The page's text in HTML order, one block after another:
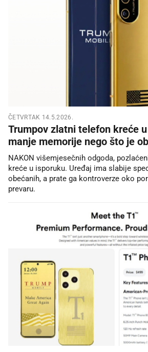
ČETVRTAK 14.5.2026.
Trumpov zlatni telefon kreće
manje memorije nego što je
NAKON višemjesečnih odgoda,
kreće u isporuku. Uređaj ima slabije
obećanih, a prate ga kontroverze oko
prevaru.